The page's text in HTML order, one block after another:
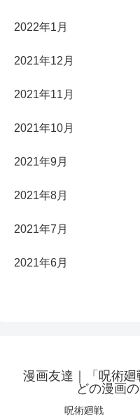
2022年1月
2021年12月
2021年11月
2021年10月
2021年9月
2021年8月
2021年7月
2021年6月
漫画友達｜「呪術
どの漫画
呪術廻戦